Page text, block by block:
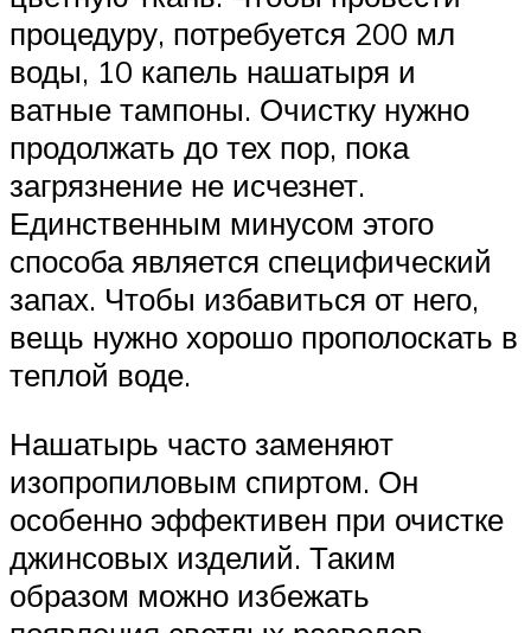
процедуру, потребуется 200 мл
воды, 10 капель нашатыря и
ватные тампоны. Очистку нужно
продолжать до тех пор, пока
загрязнение не исчезнет.
Единственным минусом этого
способа является специфический
запах. Чтобы избавиться от него,
вещь нужно хорошо прополоскать в
теплой воде.
Нашатырь часто заменяют
изопропиловым спиртом. Он
особенно эффективен при очистке
джинсовых изделий. Таким
образом можно избежать